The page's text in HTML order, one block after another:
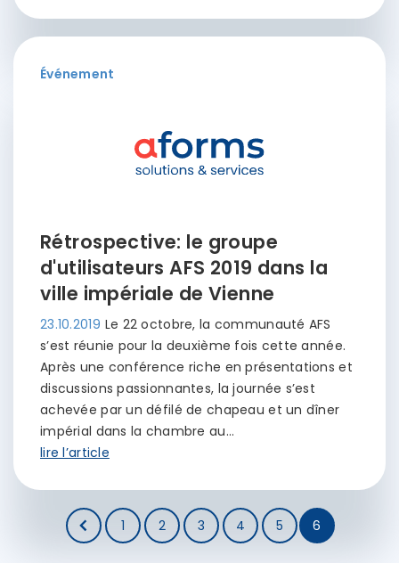
Événement
Rétrospective: le groupe
d'utilisateurs AFS 2019 dans la
ville impériale de Vienne
23.10.2019 Le 22 octobre, la communauté AFS
s’est réunie pour la deuxième fois cette année.
Après une conférence riche en présentations et
discussions passionnantes, la journée s’est
achevée par un défilé de chapeau et un dîner
impérial dans la chambre au…
lire l’article
1 2 3 4 5 6